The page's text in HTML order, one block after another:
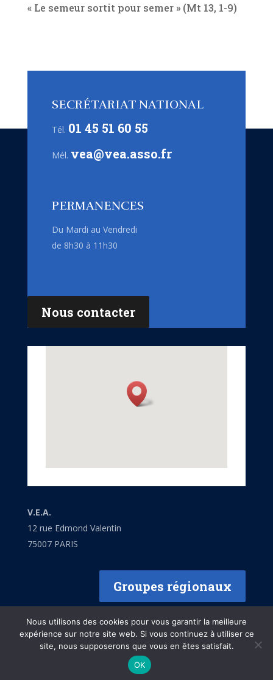
« Le semeur sortit pour semer » (Mt 13, 1-9)
SECRÉTARIAT NATIONAL
Tél. 01 45 51 60 55
Mél. vea@vea.asso.fr
PERMANENCES
Du Mardi au Vendredi
de 8h30 à 11h30
Nous contacter
V.E.A.
12 rue Edmond Valentin
75007 PARIS
Groupes régionaux
Mentions légales
Nous utilisons des cookies pour vous garantir la meilleure
expérience sur notre site web. Si vous continuez à utiliser ce
site, nous supposerons que vous en êtes satisfait.
OK